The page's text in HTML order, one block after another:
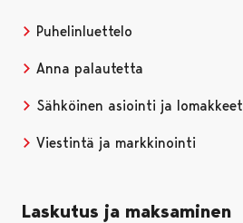
Puhelinluettelo
Anna palautetta
Sähköinen asiointi ja lomakkeet
Viestintä ja markkinointi
Laskutus ja maksaminen